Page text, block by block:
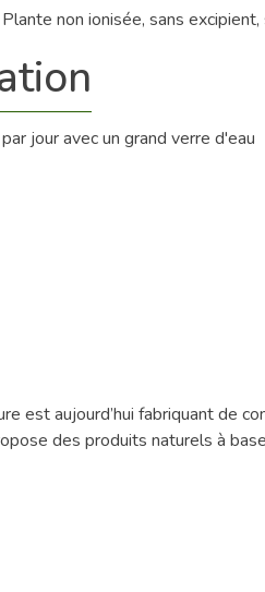
non ionisée, sans
jour avec un grand verre d'eau
est aujourd’hui fabriquant de
des produits naturels à